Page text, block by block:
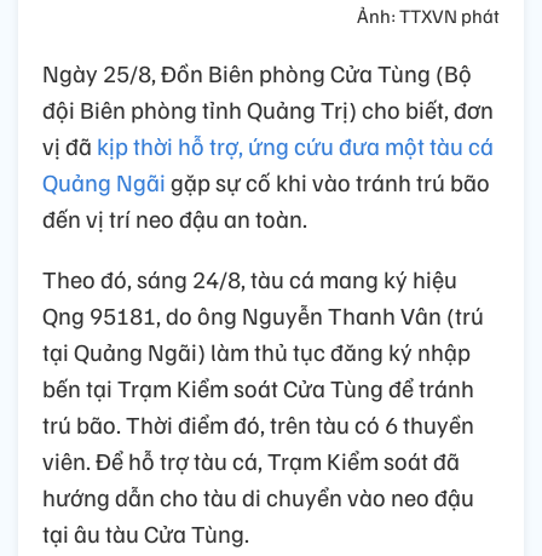
Ảnh: TTXVN phát
Ngày 25/8, Đồn Biên phòng Cửa Tùng (Bộ
đội Biên phòng tỉnh Quảng Trị) cho biết, đơn
vị đã kịp thời hỗ trợ, ứng cứu đưa một tàu cá
Quảng Ngãigặp sự cố khi vào tránh trú bão
đến vị trí neo đậu an toàn.
Theo đó, sáng 24/8, tàu cá mang ký hiệu
Qng 95181, do ông Nguyễn Thanh Vân (trú
tại Quảng Ngãi) làm thủ tục đăng ký nhập
bến tại Trạm Kiểm soát Cửa Tùng để tránh
trú bão. Thời điểm đó, trên tàu có 6 thuyền
viên. Để hỗ trợ tàu cá, Trạm Kiểm soát đã
hướng dẫn cho tàu di chuyển vào neo đậu
tại âu tàu Cửa Tùng.